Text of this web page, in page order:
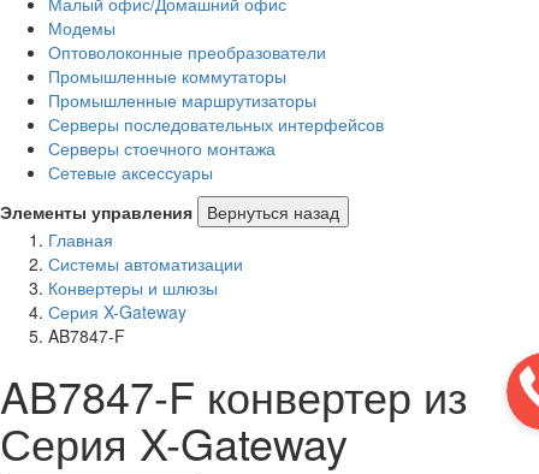
Модемы
Оптоволоконные преобразователи
Промышленные коммутаторы
Промышленные маршрутизаторы
Серверы последовательных интерфейсов
Серверы стоечного монтажа
Сетевые аксессуары
Элементы управления
Вернуться назад
Главная
Системы автоматизации
Конвертеры и шлюзы
Серия X-Gateway
AB7847-F
AB7847-F конвертер из
Серия X-Gateway